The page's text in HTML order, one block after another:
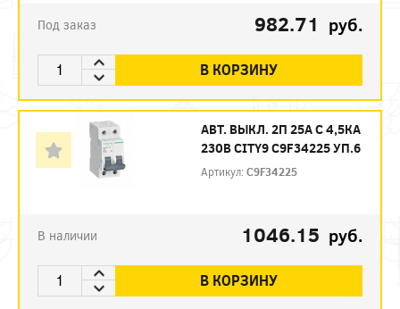
Под заказ 982.71 руб.
В КОРЗИНУ
АВТ. ВЫКЛ. 2П 25А С 4,5КА
230В CITY9 C9F34225 УП.6
Артикул:C9F34225
В наличии 1046.15 руб.
В КОРЗИНУ